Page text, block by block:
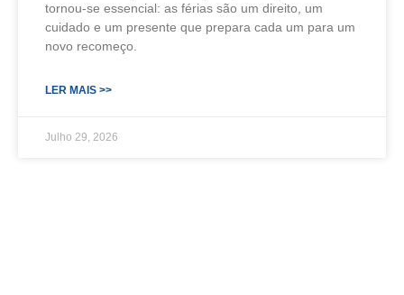
tornou‑se essencial: as férias são um direito, um
cuidado e um presente que prepara cada um para um
novo recomeço.
LER MAIS >>
Julho 29, 2026